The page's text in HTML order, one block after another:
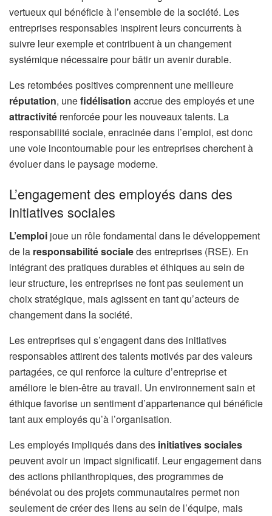
vertueux qui bénéficie à l’ensemble de la société. Les
entreprises responsables inspirent leurs concurrents à
suivre leur exemple et contribuent à un changement
systémique nécessaire pour bâtir un avenir durable.
Les retombées positives comprennent une meilleure
réputation, unefidélisation accrue des employés et une
attractivité renforcée pour les nouveaux talents. La
responsabilité sociale, enracinée dans l’emploi, est donc
une voie incontournable pour les entreprises cherchent à
évoluer dans le paysage moderne.
L’engagement des employés dans des
initiatives sociales
L’emploi joue un rôle fondamental dans le développement
de la responsabilité socialedes entreprises (RSE). En
intégrant des pratiques durables et éthiques au sein de
leur structure, les entreprises ne font pas seulement un
choix stratégique, mais agissent en tant qu’acteurs de
changement dans la société.
Les entreprises qui s’engagent dans des initiatives
responsables attirent des talents motivés par des valeurs
partagées, ce qui renforce la culture d’entreprise et
améliore le bien-être au travail. Un environnement sain et
éthique favorise un sentiment d’appartenance qui bénéficie
tant aux employés qu’à l’organisation.
Les employés impliqués dans des initiatives sociales
peuvent avoir un impact significatif. Leur engagement dans
des actions philanthropiques, des programmes de
bénévolat ou des projets communautaires permet non
seulement de créer des liens au sein de l’équipe, mais